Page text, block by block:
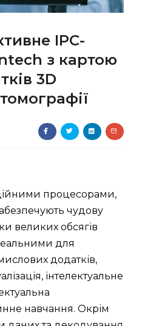
IPC-
з картою
3D
процесорами,
чудову
великих обсягів
для
додатків,
інтелектуальне
навчання. Окрім